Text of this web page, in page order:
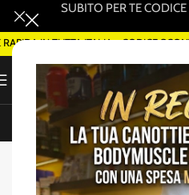
SUBITO PER TE
IN TUTTA ITALIA - CODICE
ORDINA SMART DELIVERY
Home/ Salute e benessere
-40%